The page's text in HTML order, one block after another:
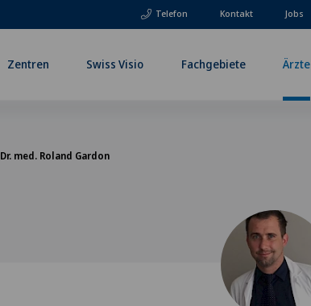
Telefon Kontakt Jobs
Zentren Swiss Visio Fachgebiete Ärzte
Dr. med. Roland Gardon